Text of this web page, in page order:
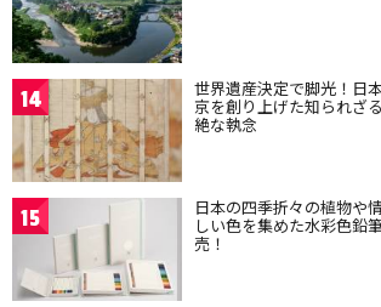
14 世界遺産決定で脚光！日
京を創り上げた知られざ
絶な執念
15 日本の四季折々の植物や
しい色を集めた水彩色鉛
売！